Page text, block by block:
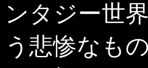
ンタジー世
う悲惨なもの